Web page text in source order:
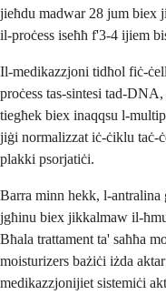
jieħdu madwar 28 jum biex
il-proċess iseħħ f'3-4 ijiem
Il-medikazzjoni tidħol fiċ-
proċess tas-sintesi tad-
tiegħek biex inaqqsu l-
jiġi normalizzat iċ-ċiklu taċ-
plakki psorjatiċi.
Barra minn hekk, l-
jgħinu biex jikkalmaw il-
Bħala trattament ta' saħħa
moisturizers bażiċi iżda
medikazzjonijiet sistemiċi